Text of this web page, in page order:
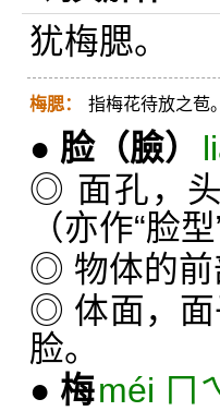
犹梅腮。
梅腮： 指梅花待放之苞
● 脸（臉）
◎ 面孔，
（亦作“脸
◎ 物体的前
◎ 体面，面
脸。
● 梅méi ㄇ